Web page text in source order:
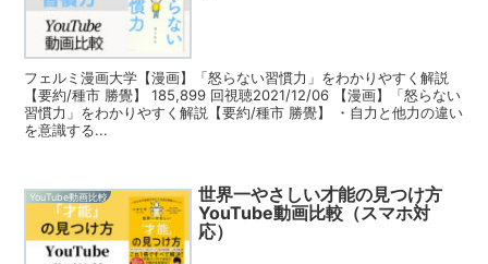
フェルミ漫画大学【漫画】「怒らない習慣力」をわかりやすく解説
【要約/種市 勝覺】 185,899 回視聴2021/12/06 【漫画】「怒らない
習慣力」をわかりやすく解説【要約/種市 勝覺】 ・自力と他力の違い
を意識する...
YouTube動画比較
世界一やさしい才能の見つけ方
YouTube動画比較（スマホ対
応）